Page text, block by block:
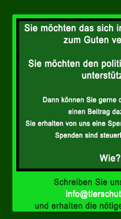
Landtagswahl Berlin 2021/23
Landtagswahl Sachsen-Anhalt
Bürgerschaftswahl Hamburg 2020
Landtagswahl Thüringen 2019
Landtagswahl Nordrhein-